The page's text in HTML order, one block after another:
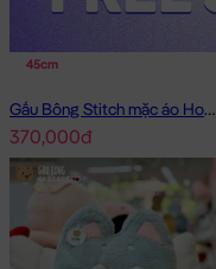
45cm
Gấu Bông Stitch mặc áo Hoodie Jean có mền 2in1
370,000đ